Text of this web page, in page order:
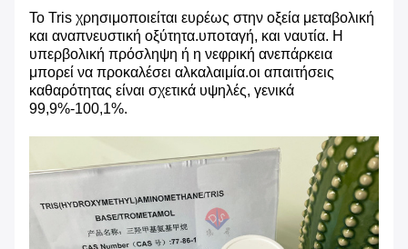
Το Tris χρησιμοποιείται ευρέως στην οξεία μεταβολική
και αναπνευστική οξύτητα.υποταγή, και ναυτία. Η
υπερβολική πρόσληψη ή η νεφρική ανεπάρκεια
μπορεί να προκαλέσει αλκαλαιμία.οι απαιτήσεις
καθαρότητας είναι σχετικά υψηλές, γενικά
99,9%-100,1%.